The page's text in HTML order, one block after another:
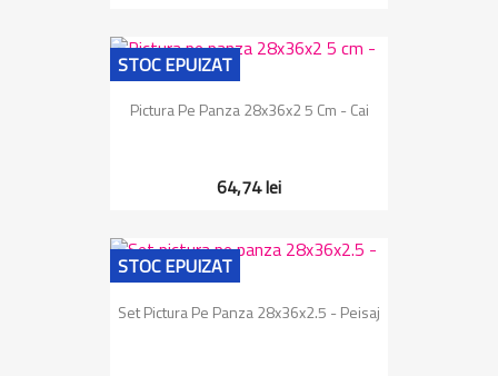
Pictura Pe Panza 28x36x2 5 Cm - Cai
64,74 lei
STOC EPUIZAT
Set Pictura Pe Panza 28x36x2.5 - Peisaj
STOC EPUIZAT